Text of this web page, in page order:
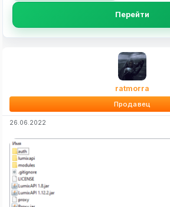
Перейти
ratmorra
Продавец
26.06.2022